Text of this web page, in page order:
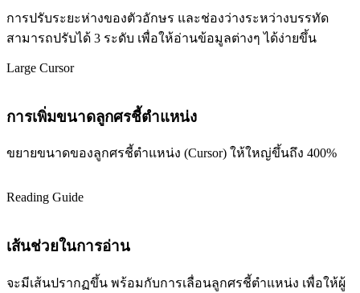
การปรับระยะห่างของตัวอักษร และช่องว่างระหว่างบรรทัด
สามารถปรับได้ 3 ระดับ เพื่อให้อ่านข้อมูลต่างๆ ได้ง่ายขึ้น
Large Cursor
การเพิ่มขนาดลูกศรชี้ตำแหน่ง
ขยายขนาดของลูกศรชี้ตำแหน่ง (Cursor) ให้ใหญ่ขึ้นถึง 400%
Reading Guide
เส้นช่วยในการอ่าน
จะมีเส้นปรากฏขึ้น พร้อมกับการเลื่อนลูกศรชี้ตำแหน่ง เพื่อให้ผู้